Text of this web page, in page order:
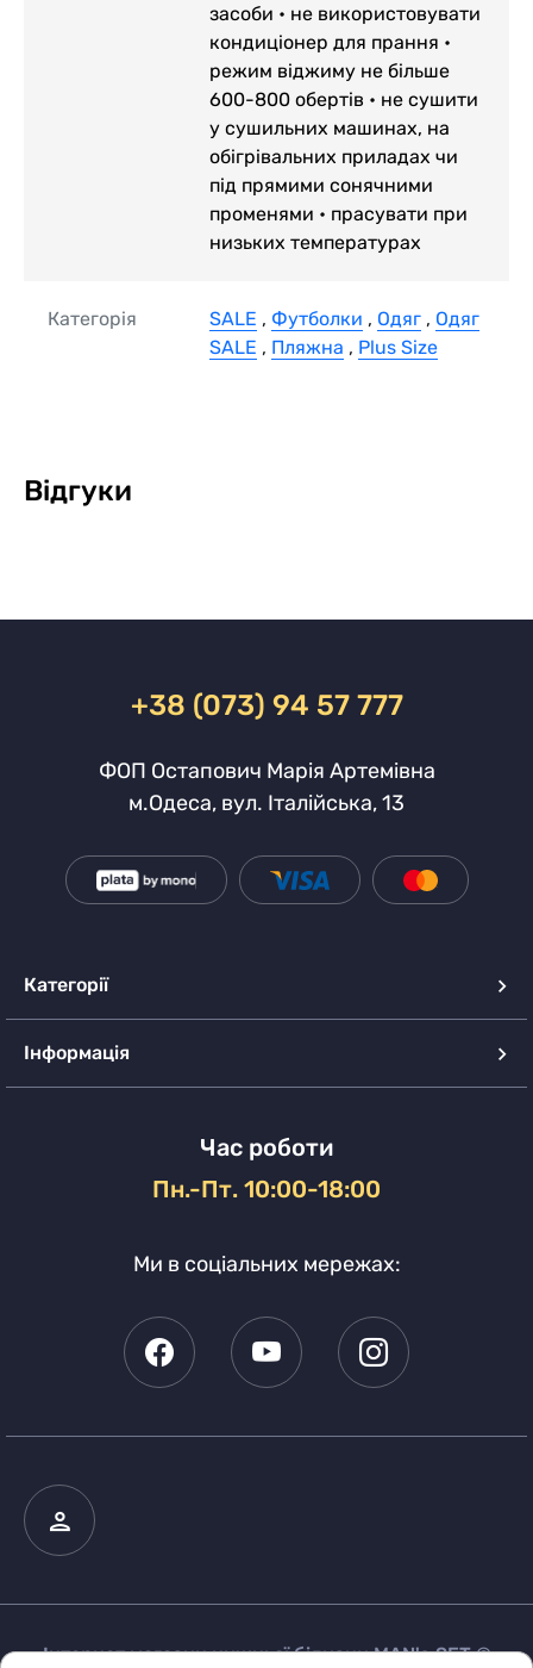
засоби • не використовувати
кондиціонер для прання •
режим віджиму не більше
600-800 обертів • не сушити
у сушильних машинах, на
обігрівальних приладах чи
під прямими сонячними
променями • прасувати при
низьких температурах
Категорія SALE , Футболки , Одяг , Одяг
SALE , Пляжна , Plus Size
Відгуки
+38 (073) 94 57 777
ФОП Остапович Марія Артемівна
м.Одеса, вул. Італійська, 13
Категорії
Інформація
Час роботи
Пн.-Пт. 10:00-18:00
Ми в соціальних мережах:
Інтернет магазин нижньої білизни MAN's SET ©